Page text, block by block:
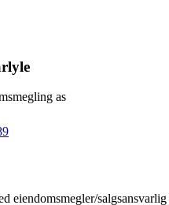
as
eiendomsmegler/